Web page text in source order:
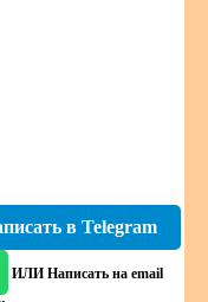
в Telegram
ИЛИ Написать на email